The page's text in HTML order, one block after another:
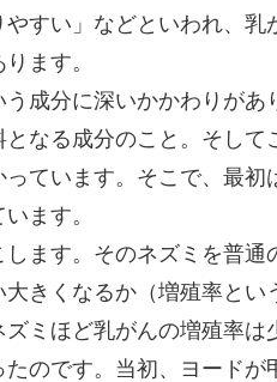
すい」などといわれ、乳
ます。
成分に深いかかわりがあ
なる成分のこと。そして
ています。そこで、最初
ます。
ます。そのネズミを普通
きくなるか（増殖率とい
ミほど乳がんの増殖率は
のです。当初、ヨードが